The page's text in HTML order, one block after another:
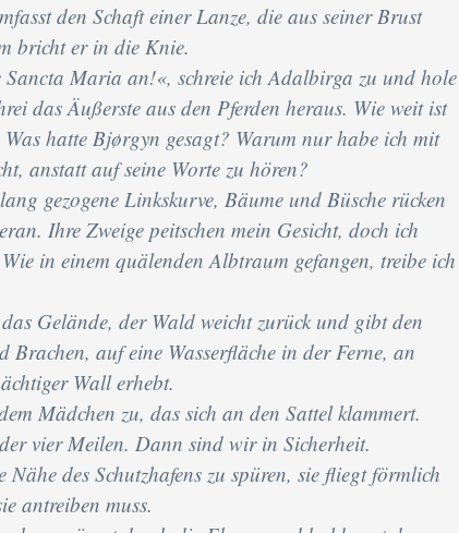
den Schaft einer Lanze, die aus seiner Brust
bricht er in die Knie.
Maria an!«, schreie ich Adalbirga zu und hole
das Äußerste aus den Pferden heraus. Wie weit ist
hatte Bjørgyn gesagt? Warum nur habe ich mit
anstatt auf seine Worte zu hören?
gezogene Linkskurve, Bäume und Büsche rücken
Ihre Zweige peitschen mein Gesicht, doch ich
in einem quälenden Albtraum gefangen, treibe ich
Gelände, der Wald weicht zurück und gibt den
Brachen, auf eine Wasserfläche in der Ferne, an
Wall erhebt.
Mädchen zu, das sich an den Sattel klammert.
vier Meilen. Dann sind wir in Sicherheit.
Nähe des Schutzhafens zu spüren, sie fliegt förmlich
antreiben muss.